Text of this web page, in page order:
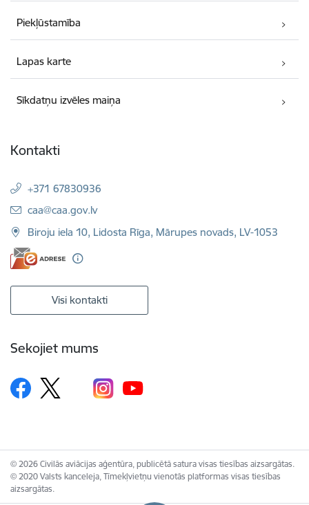
Piekļūstamība
Lapas karte
Sīkdatņu izvēles maiņa
Kontakti
+371 67830936
E-pasts:
caa@caa.gov.lv
Biroju iela 10, Lidosta Rīga, Mārupes novads, LV-1053
Visi kontakti
Sekojiet mums
© 2026 Civilās aviācijas aģentūra, publicētā satura visas tiesības aizsargātas.
© 2020 Valsts kanceleja, Tīmekļvietņu vienotās platformas visas tiesības
aizsargātas.